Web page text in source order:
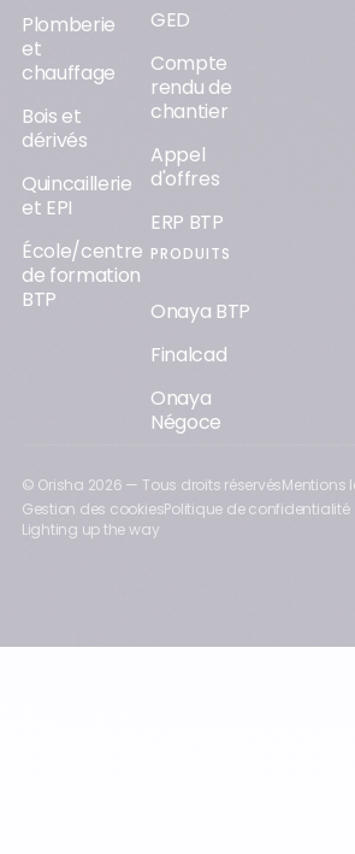
Plomberie
et
chauffage
Bois et
dérivés
Quincaillerie
et EPI
École/centre
de formation
BTP
GED
Compte
rendu de
chantier
Appel
d'offres
ERP BTP
PRODUITS
Onaya BTP
Finalcad
Onaya
Négoce
© Orisha 2026 — Tous droits réservésMentions
Gestion des cookiesPolitique de confidentialité
Lighting up the way